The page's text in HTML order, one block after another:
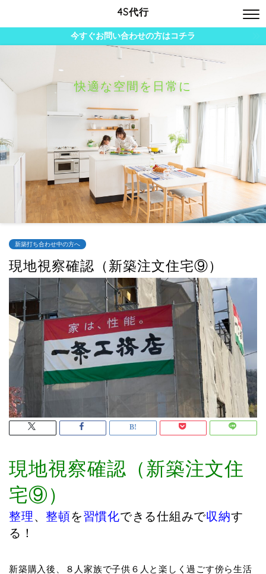
4S代行
今すぐお問い合わせの方はコチラ
快適な空間を日常に
新築打ち合わせ中の方へ
現地視察確認（新築注文住宅⑨）
現地視察確認（新築注文住
宅⑨）
整理 、整頓を習慣化できる仕組みで収納す
る！
新築購入後、８人家族で子供６人と楽しく過ごす傍ら生活